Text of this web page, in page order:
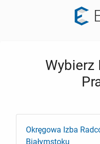
Wybierz
Okręgowa Izba
Białymstoku